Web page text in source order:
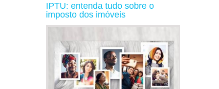
IPTU: entenda tudo sobre o
imposto dos imóveis